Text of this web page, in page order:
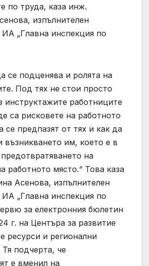
по труда, каза инж.
изпълнителен
„Главна инспекция по
се подценява и ролята на
Под тях не стои просто
инструктажите работниците
са рисковете на работното
се предпазят от тях и как да
възникването им, което е в
на
работното място.“ Това каза
Асенова, изпълнителен
„Главна инспекция по
за електронния бюлетин
г. на Центъра за развитие
ресурси и регионални
подчерта, че
е вменил на